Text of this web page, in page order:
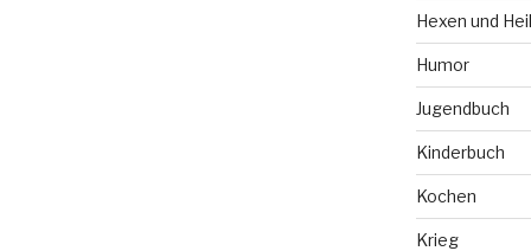
Hexen und
Humor
Jugendbuch
Kinderbuch
Kochen
Krieg